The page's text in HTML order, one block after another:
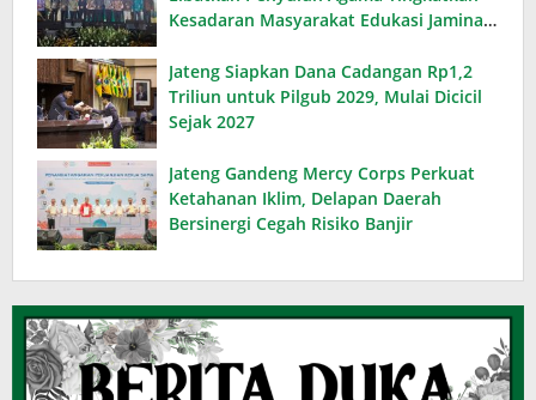
Kesadaran Masyarakat Edukasi Jaminan
Jateng Siapkan Dana Cadangan Rp1,2
Triliun untuk Pilgub 2029, Mulai Dicicil
Sejak 2027
Jateng Gandeng Mercy Corps Perkuat
Ketahanan Iklim, Delapan Daerah
Bersinergi Cegah Risiko Banjir